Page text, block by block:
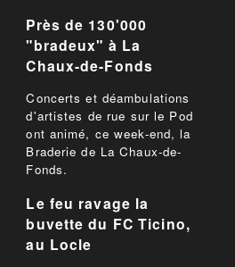
Près de 130'000
"bradeux" à La
Chaux-de-Fonds
Concerts et déambulations
d'artistes de rue sur le Pod
ont animé, ce week-end, la
Braderie de La Chaux-de-
Fonds.
Le feu ravage la
buvette du FC Ticino,
au Locle